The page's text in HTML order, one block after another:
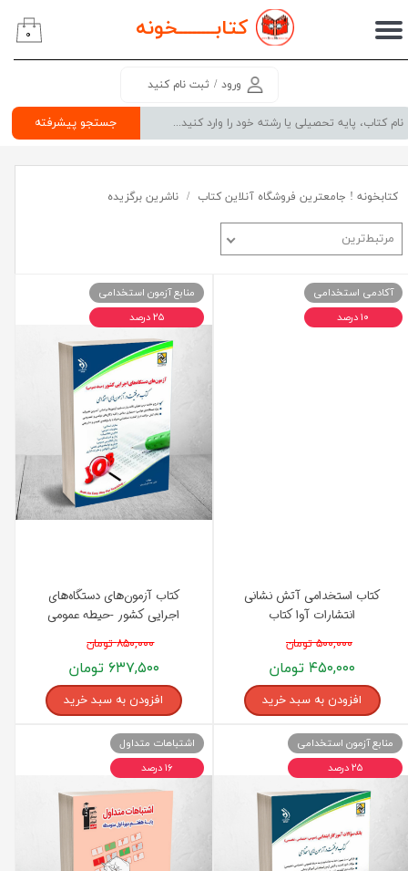
کتابــــــــخونه
جستجو پیشرفته
ورود / ثبت نام کنید
حساب کاربری من
سفارشات
خروج از حساب کاربری
۰
کتابخونه ! جامعترین فروشگاه آنلاین کتاب ناشرین برگزیده
مرتبط‌ترین
کتاب استخدامی آتش نشانی
انتشارات آوا کتاب
۵۰۰,۰۰۰ تومان
۴۵۰,۰۰۰ تومان
افزودن به سبد خرید
آکادمی استخدامی
۱۰ درصد
کتاب آزمون‌های دستگاه‌های
اجرایی کشور -حیطه عمومی
۸۵۰,۰۰۰ تومان
۶۳۷,۵۰۰ تومان
افزودن به سبد خرید
منابع آزمون استخدامی
۲۵ درصد
منابع آزمون استخدامی
۲۵ درصد
اشتباهات متداول
۱۶ درصد